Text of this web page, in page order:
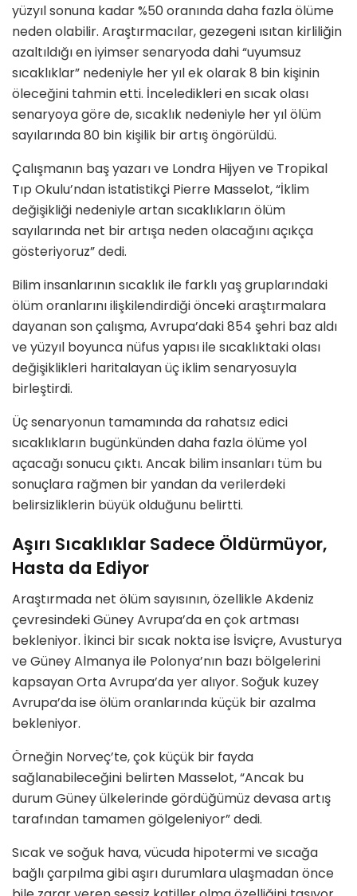
yüzyıl sonuna kadar %50 oranında daha fazla ölüme
neden olabilir. Araştırmacılar, gezegeni ısıtan kirliliğin
azaltıldığı en iyimser senaryoda dahi “uyumsuz
sıcaklıklar” nedeniyle her yıl ek olarak 8 bin kişinin
öleceğini tahmin etti. İnceledikleri en sıcak olası
senaryoya göre de, sıcaklık nedeniyle her yıl ölüm
sayılarında 80 bin kişilik bir artış öngörüldü.
Çalışmanın baş yazarı ve Londra Hijyen ve Tropikal
Tıp Okulu’ndan istatistikçi Pierre Masselot, “İklim
değişikliği nedeniyle artan sıcaklıkların ölüm
sayılarında net bir artışa neden olacağını açıkça
gösteriyoruz” dedi.
Bilim insanlarının sıcaklık ile farklı yaş gruplarındaki
ölüm oranlarını ilişkilendirdiği önceki araştırmalara
dayanan son çalışma, Avrupa’daki 854 şehri baz aldı
ve yüzyıl boyunca nüfus yapısı ile sıcaklıktaki olası
değişiklikleri haritalayan üç iklim senaryosuyla
birleştirdi.
Üç senaryonun tamamında da rahatsız edici
sıcaklıkların bugünkünden daha fazla ölüme yol
açacağı sonucu çıktı. Ancak bilim insanları tüm bu
sonuçlara rağmen bir yandan da verilerdeki
belirsizliklerin büyük olduğunu belirtti.
Aşırı Sıcaklıklar Sadece Öldürmüyor,
Hasta da Ediyor
Araştırmada net ölüm sayısının, özellikle Akdeniz
çevresindeki Güney Avrupa’da en çok artması
bekleniyor. İkinci bir sıcak nokta ise İsviçre, Avusturya
ve Güney Almanya ile Polonya’nın bazı bölgelerini
kapsayan Orta Avrupa’da yer alıyor. Soğuk kuzey
Avrupa’da ise ölüm oranlarında küçük bir azalma
bekleniyor.
Örneğin Norveç’te, çok küçük bir fayda
sağlanabileceğini belirten Masselot, “Ancak bu
durum Güney ülkelerinde gördüğümüz devasa artış
tarafından tamamen gölgeleniyor” dedi.
Sıcak ve soğuk hava, vücuda hipotermi ve sıcağa
bağlı çarpılma gibi aşırı durumlara ulaşmadan önce